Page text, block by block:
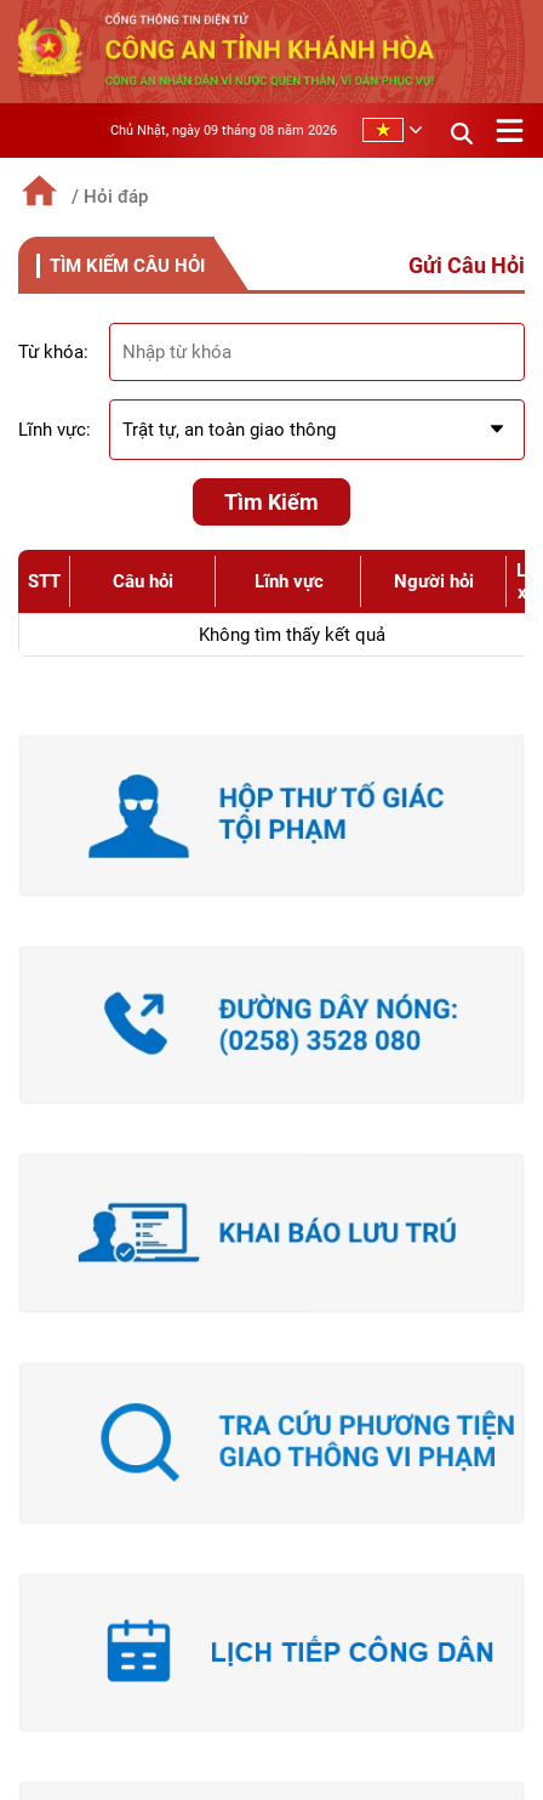
Chủ Nhật, ngày 09 tháng 08 năm 2026
/ Hỏi đáp
TÌM KIẾM CÂU HỎI Gửi Câu Hỏi
Từ khóa:
Lĩnh vực:
Tìm Kiếm
STT Câu hỏi Lĩnh vực Người hỏi
Không tìm thấy kết quả